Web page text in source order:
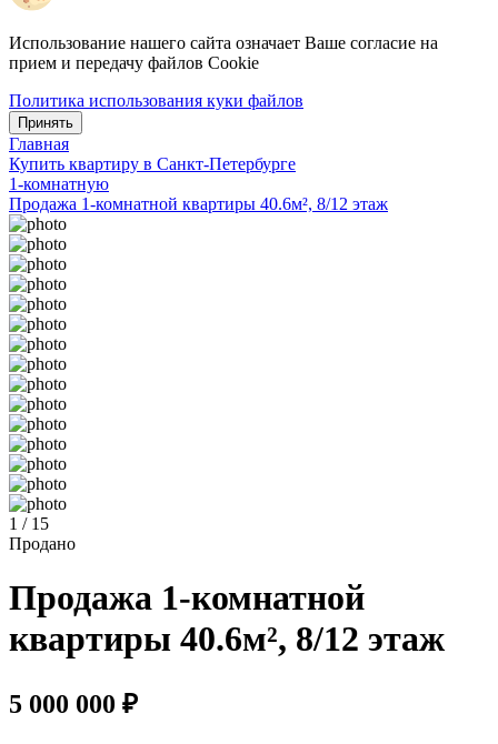
Использование нашего сайта означает Ваше согласие на
прием и передачу файлов Cookie
Политика использования куки файлов
Принять
Главная
Купить квартиру в Санкт-Петербурге
1-комнатную
Продажа 1-комнатной квартиры 40.6м², 8/12 этаж
1 / 15
Продано
Продажа 1-комнатной
квартиры 40.6м², 8/12 этаж
5 000 000 ₽